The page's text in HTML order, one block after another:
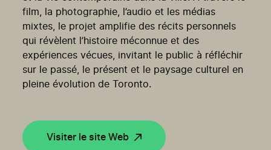
film, la photographie, l’audio et les médias
mixtes, le projet amplifie des récits personnels
qui révèlent l’histoire méconnue et des
expériences vécues, invitant le public à réfléchir
sur le passé, le présent et le paysage culturel en
pleine évolution de Toronto.
Visiter le site Web